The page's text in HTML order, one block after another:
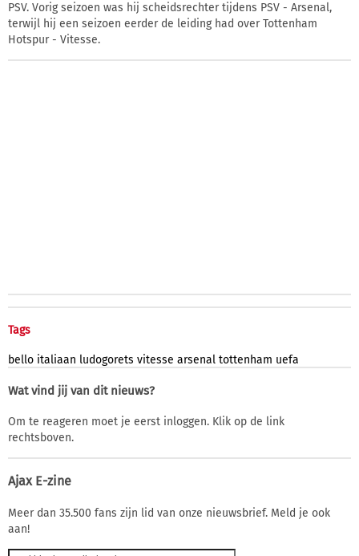
PSV. Vorig seizoen was hij scheidsrechter tijdens PSV - Arsenal,
terwijl hij een seizoen eerder de leiding had over Tottenham
Hotspur - Vitesse.
Tags
bello italiaan ludogorets vitesse arsenal tottenham uefa
Wat vind jij van dit nieuws?
Om te reageren moet je eerst inloggen. Klik op de link
rechtsboven.
Ajax E-zine
Meer dan 35.500 fans zijn lid van onze nieuwsbrief. Meld je ook
aan!